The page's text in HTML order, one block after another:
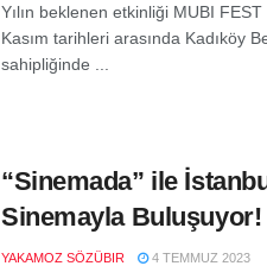
Yılın beklenen etkinliği MUBI
Kasım tarihleri arasında Kadıköy
sahipliğinde ...
“Sinemada” ile
Sinemayla Buluşuyor!
YAKAMOZ SÖZÜBIR 4 TEMMUZ 2023